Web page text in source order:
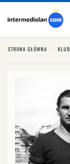
STRONA GŁÓWNA KLUB